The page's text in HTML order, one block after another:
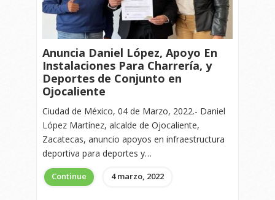
Anuncia Daniel López, Apoyo En
Instalaciones Para Charrería, y
Deportes de Conjunto en
Ojocaliente
Ciudad de México, 04 de Marzo, 2022.- Daniel
López Martínez, alcalde de Ojocaliente,
Zacatecas, anuncio apoyos en infraestructura
deportiva para deportes y…
Continue 4 marzo, 2022